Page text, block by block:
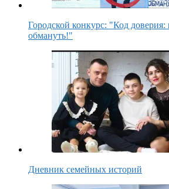
Городской конкурс: "Код доверия:
обмануть!"
Дневник семейных историй